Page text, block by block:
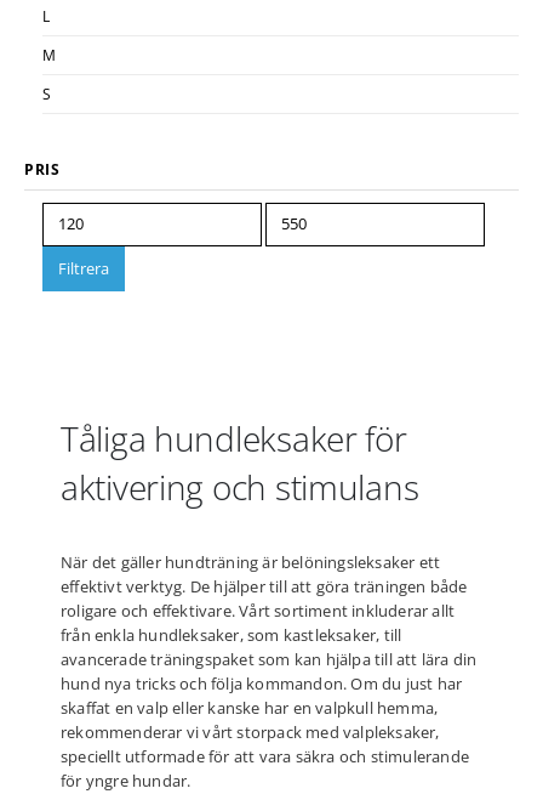
L
M
S
PRIS
Filtrera
Tåliga hundleksaker för
aktivering och stimulans
När det gäller hundträning är belöningsleksaker ett
effektivt verktyg. De hjälper till att göra träningen både
roligare och effektivare. Vårt sortiment inkluderar allt
från enkla hundleksaker, som kastleksaker, till
avancerade träningspaket som kan hjälpa till att lära din
hund nya tricks och följa kommandon. Om du just har
skaffat en valp eller kanske har en valpkull hemma,
rekommenderar vi vårt storpack med valpleksaker,
speciellt utformade för att vara säkra och stimulerande
för yngre hundar.